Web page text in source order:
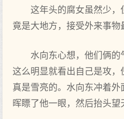
这年头的腐女虽然少
竟是大地方，接受外来事物
水向东心想，他们俩
这么明显就看出自己是攻
真是雪亮的。水向东冲着
晖瞟了他一眼，然后抬头望